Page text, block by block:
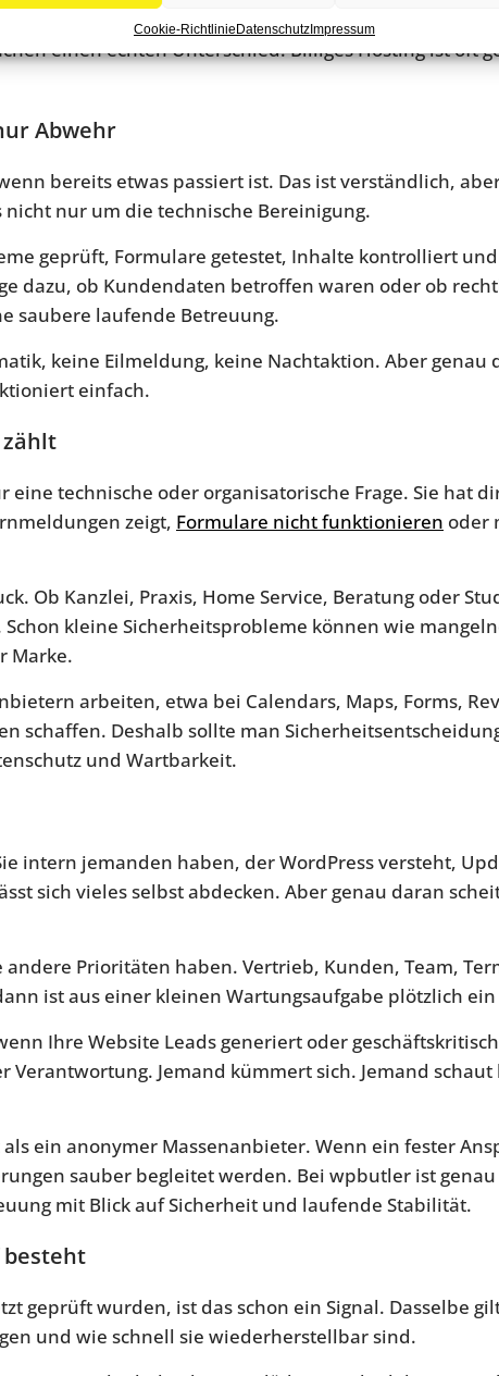
Cookie-Richtlinie DatenschutzImpressum
Serverkonfiguration, aktuelle PHP-Versionen, SSL,
einen echten Unterschied. Billiges Hosting ist oft
Abwehr
bereits etwas passiert ist. Das ist verständlich,
nur um die technische Bereinigung.
geprüft, Formulare getestet, Inhalte kontrolliert und
dazu, ob Kundendaten betroffen waren oder ob
saubere laufende Betreuung.
keine Eilmeldung, keine Nachtaktion. Aber genau
einfach.
zählt
technische oder organisatorische Frage. Sie hat
zeigt, Formulare nicht funktionieren oder
Ob Kanzlei, Praxis, Home Service, Beratung oder
kleine Sicherheitsprobleme können wie
Marke.
arbeiten, etwa bei Calendars, Maps, Forms,
schaffen. Deshalb sollte man
und Wartbarkeit.
intern jemanden haben, der WordPress versteht,
sich vieles selbst abdecken. Aber genau daran
Prioritäten haben. Vertrieb, Kunden, Team,
ist aus einer kleinen Wartungsaufgabe plötzlich
Ihre Website Leads generiert oder
Jemand kümmert sich. Jemand
ein anonymer Massenanbieter. Wenn ein fester
sauber begleitet werden. Bei wpbutler ist
mit Blick auf Sicherheit und laufende Stabilität.
besteht
geprüft wurden, ist das schon ein Signal. Dasselbe
und wie schnell sie wiederherstellbar sind.